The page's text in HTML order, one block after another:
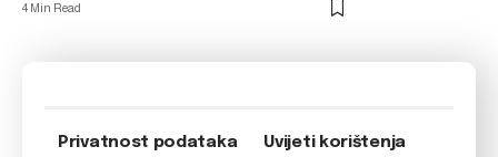
4 Min Read
Privatnost podataka Uvijeti korištenja